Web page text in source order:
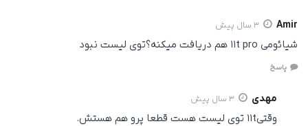
Amir 3 سال پیش
شیائومی ۱۱t pro هم دریافت میکنه؟توی لیست نبود
پاسخ
مهدی 3 سال پیش
وقتی۱۱t توی لیست هست قطعا پرو هم هستش.